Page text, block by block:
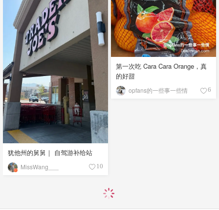
第一次吃 Cara Cara Orange，真
的好甜
opfans的一些事一些情 6
犹他州的舅舅｜ 自驾游补给站
MissWang___ 10